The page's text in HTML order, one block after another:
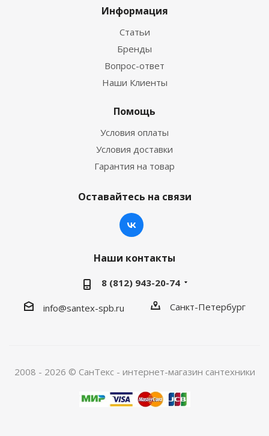
Информация
Статьи
Бренды
Вопрос-ответ
Наши Клиенты
Помощь
Условия оплаты
Условия доставки
Гарантия на товар
Оставайтесь на связи
Наши контакты
8 (812) 943-20-74
info@santex-spb.ru Санкт-Петербург
2008 - 2026 © СанТекс - интернет-магазин cантехники